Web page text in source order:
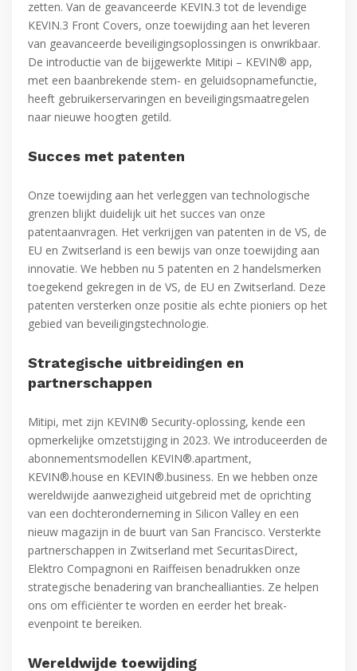
zetten. Van de geavanceerde KEVIN.3 tot de levendige
KEVIN.3 Front Covers, onze toewijding aan het leveren
van geavanceerde beveiligingsoplossingen is onwrikbaar.
De introductie van de bijgewerkte Mitipi – KEVIN® app,
met een baanbrekende stem- en geluidsopnamefunctie,
heeft gebruikerservaringen en beveiligingsmaatregelen
naar nieuwe hoogten getild.
Succes met patenten
Onze toewijding aan het verleggen van technologische
grenzen blijkt duidelijk uit het succes van onze
patentaanvragen. Het verkrijgen van patenten in de VS, de
EU en Zwitserland is een bewijs van onze toewijding aan
innovatie. We hebben nu 5 patenten en 2 handelsmerken
toegekend gekregen in de VS, de EU en Zwitserland. Deze
patenten versterken onze positie als echte pioniers op het
gebied van beveiligingstechnologie.
Strategische uitbreidingen en
partnerschappen
Mitipi, met zijn KEVIN® Security-oplossing, kende een
opmerkelijke omzetstijging in 2023. We introduceerden de
abonnementsmodellen KEVIN®.apartment,
KEVIN®.house en KEVIN®.business. En we hebben onze
wereldwijde aanwezigheid uitgebreid met de oprichting
van een dochteronderneming in Silicon Valley en een
nieuw magazijn in de buurt van San Francisco. Versterkte
partnerschappen in Zwitserland met SecuritasDirect,
Elektro Compagnoni en Raiffeisen benadrukken onze
strategische benadering van brancheallianties. Ze helpen
ons om efficiënter te worden en eerder het break-
evenpoint te bereiken.
Wereldwijde toewijding